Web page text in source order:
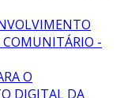
COMUNITÁRIO -
O
DIGITAL DA